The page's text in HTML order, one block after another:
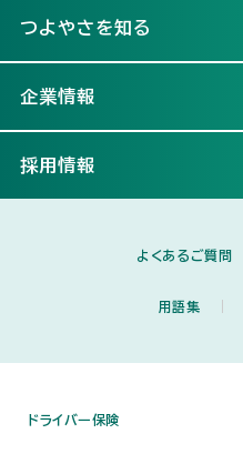
つよやさを知る
企業情報
採用情報
よくあるご質問
用語集
ドライバー保険